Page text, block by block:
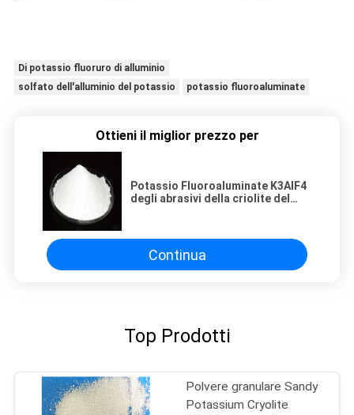
Di potassio fluoruro di alluminio
solfato dell'alluminio del potassio
potassio fluoroaluminate
Ottieni il miglior prezzo per
Potassio Fluoroaluminate K3AlF4
degli abrasivi della criolite del
Continua
Top Prodotti
Polvere granulare Sandy
Potassium Cryolite